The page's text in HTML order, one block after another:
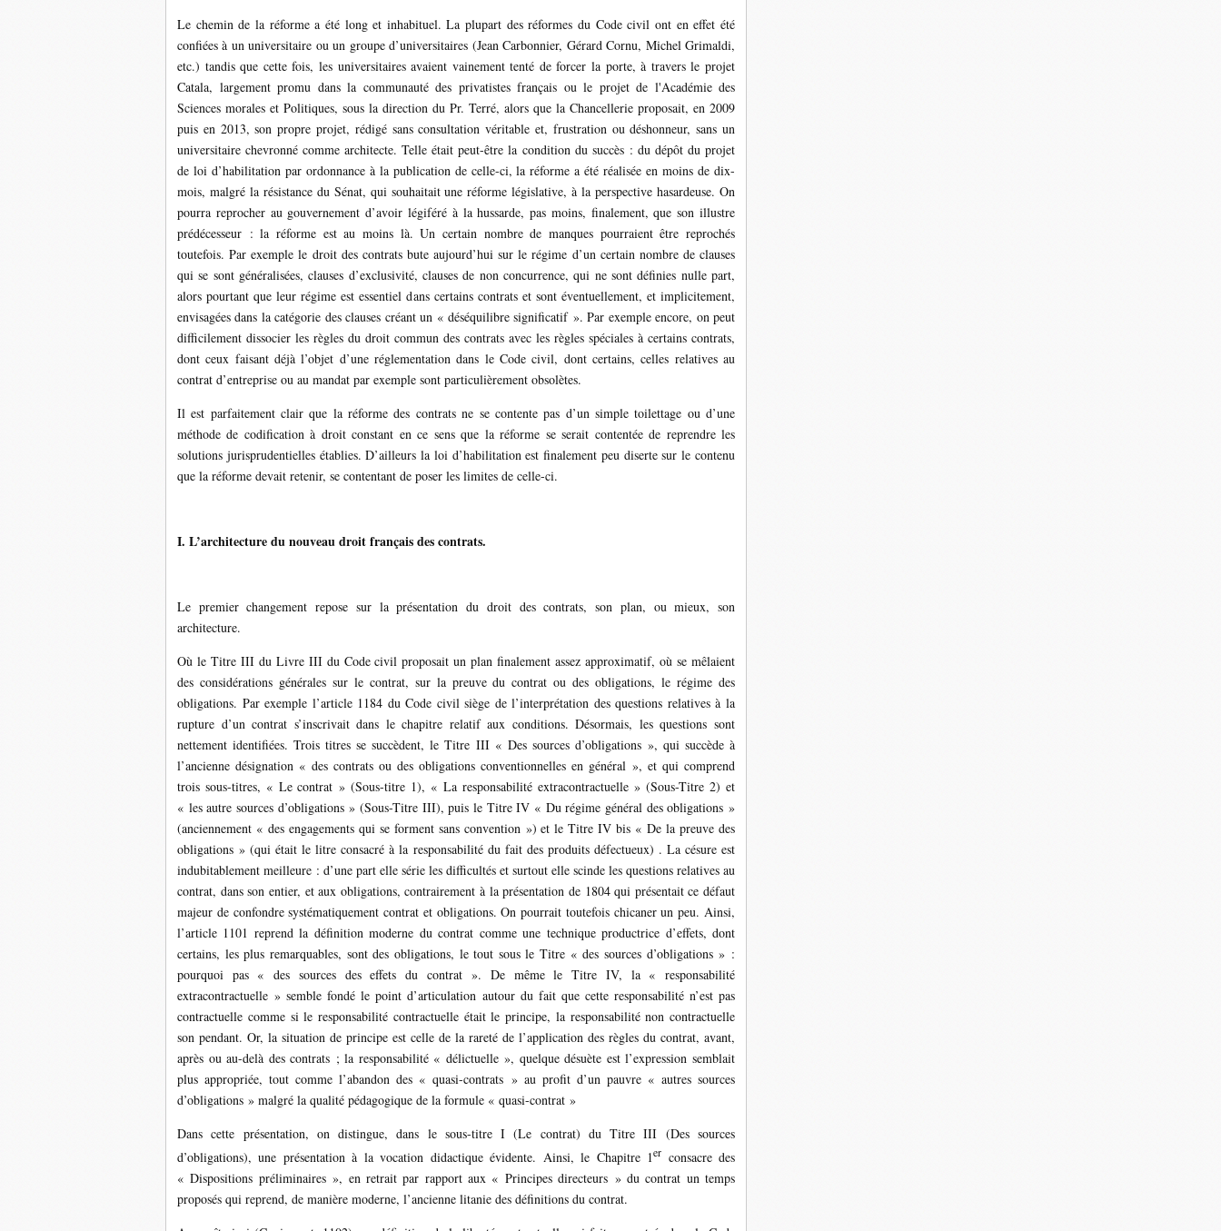
Le chemin de la réforme a été long et inhabituel. La plupart des réformes du Code civil ont en effet été
confiées à un universitaire ou un groupe d’universitaires (Jean Carbonnier, Gérard Cornu, Michel Grimaldi,
etc.) tandis que cette fois, les universitaires avaient vainement tenté de forcer la porte, à travers le projet
Catala, largement promu dans la communauté des privatistes français ou le projet de l'Académie des
Sciences morales et Politiques, sous la direction du Pr. Terré, alors que la Chancellerie proposait, en 2009
puis en 2013, son propre projet, rédigé sans consultation véritable et, frustration ou déshonneur, sans un
universitaire chevronné comme architecte. Telle était peut-être la condition du succès : du dépôt du projet
de loi d’habilitation par ordonnance à la publication de celle-ci, la réforme a été réalisée en moins de dix-
mois, malgré la résistance du Sénat, qui souhaitait une réforme législative, à la perspective hasardeuse. On
pourra reprocher au gouvernement d’avoir légiféré à la hussarde, pas moins, finalement, que son illustre
prédécesseur : la réforme est au moins là. Un certain nombre de manques pourraient être reprochés
toutefois. Par exemple le droit des contrats bute aujourd’hui sur le régime d’un certain nombre de clauses
qui se sont généralisées, clauses d’exclusivité, clauses de non concurrence, qui ne sont définies nulle part,
alors pourtant que leur régime est essentiel dans certains contrats et sont éventuellement, et implicitement,
envisagées dans la catégorie des clauses créant un « déséquilibre significatif ». Par exemple encore, on peut
difficilement dissocier les règles du droit commun des contrats avec les règles spéciales à certains contrats,
dont ceux faisant déjà l’objet d’une réglementation dans le Code civil, dont certains, celles relatives au
contrat d’entreprise ou au mandat par exemple sont particulièrement obsolètes.
Il est parfaitement clair que la réforme des contrats ne se contente pas d’un simple toilettage ou d’une
méthode de codification à droit constant en ce sens que la réforme se serait contentée de reprendre les
solutions jurisprudentielles établies. D’ailleurs la loi d’habilitation est finalement peu diserte sur le contenu
que la réforme devait retenir, se contentant de poser les limites de celle-ci.
I. L’architecture du nouveau droit français des contrats.
Le premier changement repose sur la présentation du droit des contrats, son plan, ou mieux, son
architecture.
Où le Titre III du Livre III du Code civil proposait un plan finalement assez approximatif, où se mêlaient
des considérations générales sur le contrat, sur la preuve du contrat ou des obligations, le régime des
obligations. Par exemple l’article 1184 du Code civil siège de l’interprétation des questions relatives à la
rupture d’un contrat s’inscrivait dans le chapitre relatif aux conditions. Désormais, les questions sont
nettement identifiées. Trois titres se succèdent, le Titre III « Des sources d’obligations », qui succède à
l’ancienne désignation « des contrats ou des obligations conventionnelles en général », et qui comprend
trois sous-titres, « Le contrat » (Sous-titre 1), « La responsabilité extracontractuelle » (Sous-Titre 2) et
« les autre sources d’obligations » (Sous-Titre III), puis le Titre IV « Du régime général des obligations »
(anciennement « des engagements qui se forment sans convention ») et le Titre IV bis « De la preuve des
obligations » (qui était le litre consacré à la responsabilité du fait des produits défectueux) . La césure est
indubitablement meilleure : d’une part elle série les difficultés et surtout elle scinde les questions relatives au
contrat, dans son entier, et aux obligations, contrairement à la présentation de 1804 qui présentait ce défaut
majeur de confondre systématiquement contrat et obligations. On pourrait toutefois chicaner un peu. Ainsi,
l’article 1101 reprend la définition moderne du contrat comme une technique productrice d’effets, dont
certains, les plus remarquables, sont des obligations, le tout sous le Titre « des sources d’obligations » :
pourquoi pas « des sources des effets du contrat ». De même le Titre IV, la « responsabilité
extracontractuelle » semble fondé le point d’articulation autour du fait que cette responsabilité n’est pas
contractuelle comme si le responsabilité contractuelle était le principe, la responsabilité non contractuelle
son pendant. Or, la situation de principe est celle de la rareté de l’application des règles du contrat, avant,
après ou au-delà des contrats ; la responsabilité « délictuelle », quelque désuète est l’expression semblait
plus appropriée, tout comme l’abandon des « quasi-contrats » au profit d’un pauvre « autres sources
d’obligations » malgré la qualité pédagogique de la formule « quasi-contrat »
Dans cette présentation, on distingue, dans le sous-titre I (Le contrat) du Titre III (Des sources
d’obligations), une présentation à la vocation didactique évidente. Ainsi, le Chapitre 1er consacre des
« Dispositions préliminaires », en retrait par rapport aux « Principes directeurs » du contrat un temps
proposés qui reprend, de manière moderne, l’ancienne litanie des définitions du contrat.